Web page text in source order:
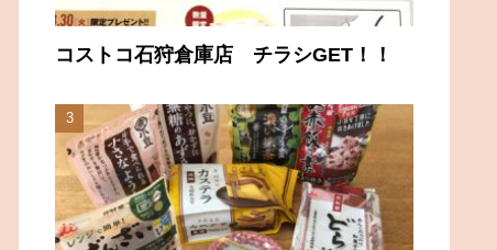
コストコ石狩倉庫店 チラシGET！！